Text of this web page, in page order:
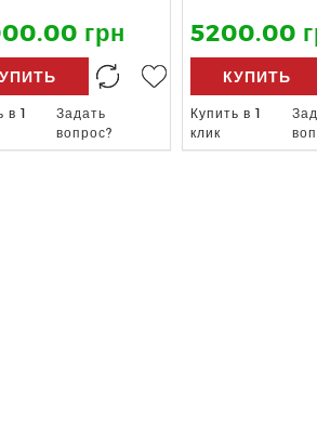
грн
в 1
Задать
вопрос?
5200.00
КУПИТЬ
Купить в 1
клик